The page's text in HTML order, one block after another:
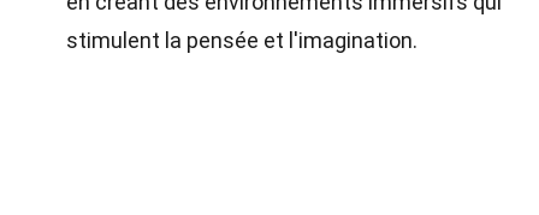
stimulent la pensée et l'imagination.